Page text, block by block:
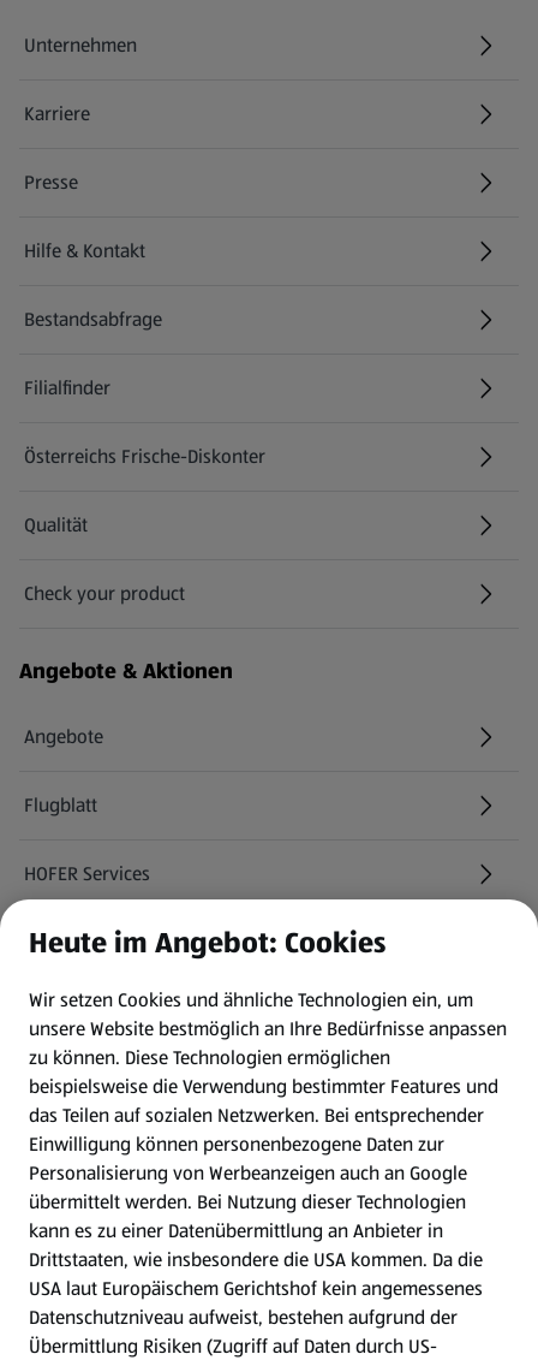
Unternehmen
Karriere
(öffnet in einem neuen Tab)
Presse
Hilfe & Kontakt
(öffnet in einem neuen Tab)
Bestandsabfrage
(öffnet in einem neuen Tab)
Filialfinder
Österreichs Frische-Diskonter
Qualität
Check your product
(öffnet in einem neuen Tab)
Angebote & Aktionen
Angebote
Flugblatt
HOFER Services
Newsletter
WhatsApp
Gewinnspiele
Mein HOFER. Meine Einkäufe.
Meine Meinung. Mein HOFER.
Gutscheingroßbestellung
(öffnet in einem neuen Tab)
Heute im Angebot: Cookies
Wir setzen Cookies und ähnliche Technologien ein, um
unsere Website bestmöglich an Ihre Bedürfnisse anpassen
zu können. Diese Technologien ermöglichen
beispielsweise die Verwendung bestimmter Features und
das Teilen auf sozialen Netzwerken. Bei entsprechender
Einwilligung können personenbezogene Daten zur
Personalisierung von Werbeanzeigen auch an Google
übermittelt werden. Bei Nutzung dieser Technologien
kann es zu einer Datenübermittlung an Anbieter in
Drittstaaten, wie insbesondere die USA kommen. Da die
USA laut Europäischem Gerichtshof kein angemessenes
Datenschutzniveau aufweist, bestehen aufgrund der
Übermittlung Risiken (Zugriff auf Daten durch US-